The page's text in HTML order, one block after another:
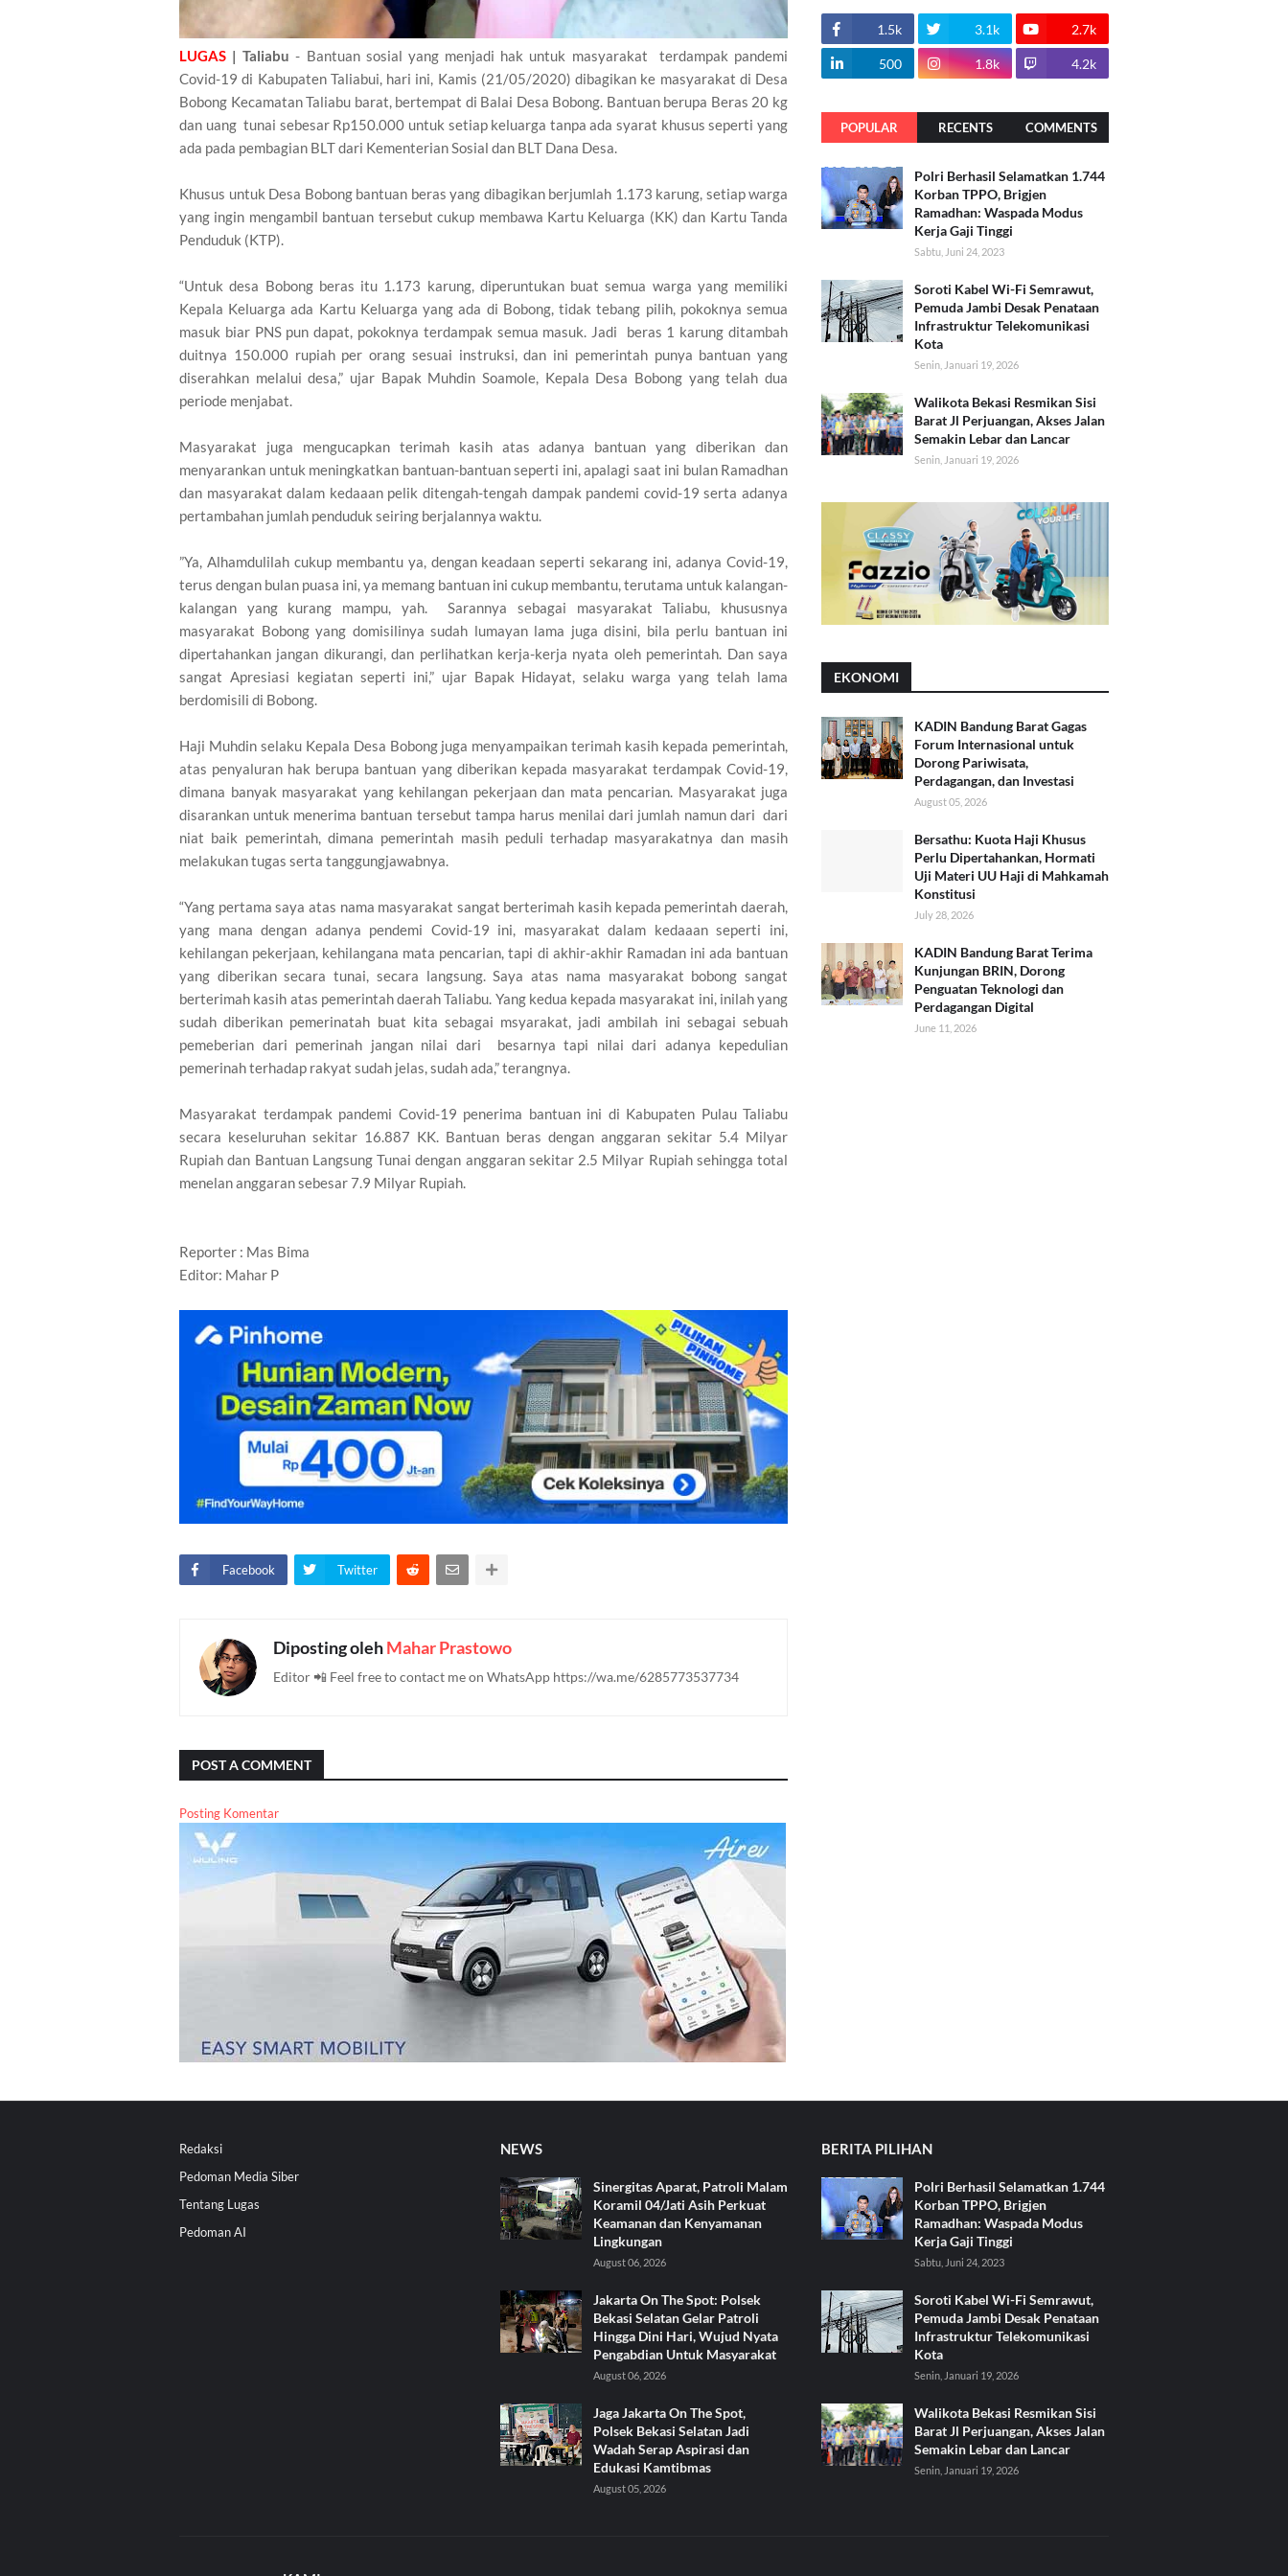
LUGAS | Taliabu- Bantuan sosial yang menjadi hak untuk masyarakat terdampak pandemi
Covid-19 di Kabupaten Taliabui, hari ini, Kamis (21/05/2020) dibagikan ke masyarakat di Desa
Bobong Kecamatan Taliabu barat, bertempat di Balai Desa Bobong. Bantuan berupa Beras 20 kg
dan uang tunai sebesar Rp150.000 untuk setiap keluarga tanpa ada syarat khusus seperti yang
ada pada pembagian BLT dari Kementerian Sosial dan BLT Dana Desa.
Khusus untuk Desa Bobong bantuan beras yang dibagikan berjumlah 1.173 karung, setiap warga
yang ingin mengambil bantuan tersebut cukup membawa Kartu Keluarga (KK) dan Kartu Tanda
Penduduk (KTP).
“Untuk desa Bobong beras itu 1.173 karung, diperuntukan buat semua warga yang memiliki
Kepala Keluarga ada Kartu Keluarga yang ada di Bobong, tidak tebang pilih, pokoknya semua
masuk biar PNS pun dapat, pokoknya terdampak semua masuk. Jadi beras 1 karung ditambah
duitnya 150.000 rupiah per orang sesuai instruksi, dan ini pemerintah punya bantuan yang
diserahkan melalui desa,” ujar Bapak Muhdin Soamole, Kepala Desa Bobong yang telah dua
periode menjabat.
Masyarakat juga mengucapkan terimah kasih atas adanya bantuan yang diberikan dan
menyarankan untuk meningkatkan bantuan-bantuan seperti ini, apalagi saat ini bulan Ramadhan
dan masyarakat dalam kedaaan pelik ditengah-tengah dampak pandemi covid-19 serta adanya
pertambahan jumlah penduduk seiring berjalannya waktu.
”Ya, Alhamdulilah cukup membantu ya, dengan keadaan seperti sekarang ini, adanya Covid-19,
terus dengan bulan puasa ini, ya memang bantuan ini cukup membantu, terutama untuk kalangan-
kalangan yang kurang mampu, yah. Sarannya sebagai masyarakat Taliabu, khususnya
masyarakat Bobong yang domisilinya sudah lumayan lama juga disini, bila perlu bantuan ini
dipertahankan jangan dikurangi, dan perlihatkan kerja-kerja nyata oleh pemerintah. Dan saya
sangat Apresiasi kegiatan seperti ini,” ujar Bapak Hidayat, selaku warga yang telah lama
berdomisili di Bobong.
Haji Muhdin selaku Kepala Desa Bobong juga menyampaikan terimah kasih kepada pemerintah,
atas penyaluran hak berupa bantuan yang diberikan kepada masyarakat terdampak Covid-19,
dimana banyak masyarakat yang kehilangan pekerjaan dan mata pencarian. Masyarakat juga
disarankan untuk menerima bantuan tersebut tampa harus menilai dari jumlah namun dari dari
niat baik pemerintah, dimana pemerintah masih peduli terhadap masyarakatnya dan masih
melakukan tugas serta tanggungjawabnya.
“Yang pertama saya atas nama masyarakat sangat berterimah kasih kepada pemerintah daerah,
yang mana dengan adanya pendemi Covid-19 ini, masyarakat dalam kedaaan seperti ini,
kehilangan pekerjaan, kehilangana mata pencarian, tapi di akhir-akhir Ramadan ini ada bantuan
yang diberikan secara tunai, secara langsung. Saya atas nama masyarakat bobong sangat
berterimah kasih atas pemerintah daerah Taliabu. Yang kedua kepada masyarakat ini, inilah yang
sudah diberikan pemerinatah buat kita sebagai msyarakat, jadi ambilah ini sebagai sebuah
pemeberian dari pemerinah jangan nilai dari besarnya tapi nilai dari adanya kepedulian
pemerinah terhadap rakyat sudah jelas, sudah ada,” terangnya.
Masyarakat terdampak pandemi Covid-19 penerima bantuan ini di Kabupaten Pulau Taliabu
secara keseluruhan sekitar 16.887 KK. Bantuan beras dengan anggaran sekitar 5.4 Milyar
Rupiah dan Bantuan Langsung Tunai dengan anggaran sekitar 2.5 Milyar Rupiah sehingga total
menelan anggaran sebesar 7.9 Milyar Rupiah.
Reporter : Mas Bima
Editor: Mahar P
Facebook Twitter
Diposting olehMahar Prastowo
Editor 📲 Feel free to contact me on WhatsApp https://wa.me/6285773537734
POST A COMMENT
Posting Komentar
1.5k 3.1k 2.7k
500 1.8k 4.2k
POPULAR RECENTS COMMENTS
Polri Berhasil Selamatkan 1.744
Korban TPPO, Brigjen
Ramadhan: Waspada Modus
Kerja Gaji Tinggi
Sabtu, Juni 24, 2023
Soroti Kabel Wi-Fi Semrawut,
Pemuda Jambi Desak Penataan
Infrastruktur Telekomunikasi
Kota
Senin, Januari 19, 2026
Walikota Bekasi Resmikan Sisi
Barat Jl Perjuangan, Akses Jalan
Semakin Lebar dan Lancar
Senin, Januari 19, 2026
EKONOMI
KADIN Bandung Barat Gagas
Forum Internasional untuk
Dorong Pariwisata,
Perdagangan, dan Investasi
August 05, 2026
Bersathu: Kuota Haji Khusus
Perlu Dipertahankan, Hormati
Uji Materi UU Haji di Mahkamah
Konstitusi
July 28, 2026
KADIN Bandung Barat Terima
Kunjungan BRIN, Dorong
Penguatan Teknologi dan
Perdagangan Digital
June 11, 2026
Redaksi
Pedoman Media Siber
Tentang Lugas
Pedoman AI
NEWS
Sinergitas Aparat, Patroli Malam
Koramil 04/Jati Asih Perkuat
Keamanan dan Kenyamanan
Lingkungan
August 06, 2026
Jakarta On The Spot: Polsek
Bekasi Selatan Gelar Patroli
Hingga Dini Hari, Wujud Nyata
Pengabdian Untuk Masyarakat
August 06, 2026
Jaga Jakarta On The Spot,
Polsek Bekasi Selatan Jadi
Wadah Serap Aspirasi dan
Edukasi Kamtibmas
August 05, 2026
BERITA PILIHAN
Polri Berhasil Selamatkan 1.744
Korban TPPO, Brigjen
Ramadhan: Waspada Modus
Kerja Gaji Tinggi
Sabtu, Juni 24, 2023
Soroti Kabel Wi-Fi Semrawut,
Pemuda Jambi Desak Penataan
Infrastruktur Telekomunikasi
Kota
Senin, Januari 19, 2026
Walikota Bekasi Resmikan Sisi
Barat Jl Perjuangan, Akses Jalan
Semakin Lebar dan Lancar
Senin, Januari 19, 2026